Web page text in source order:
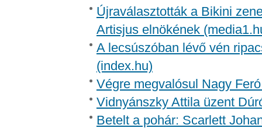
Újraválasztották a Bikini
Artisjus elnökének
A lecsúszóban lévő vén
(index.hu)
Végre megvalósul Nagy
Vidnyánszky Attila üzent
Betelt a pohár: Scarlett